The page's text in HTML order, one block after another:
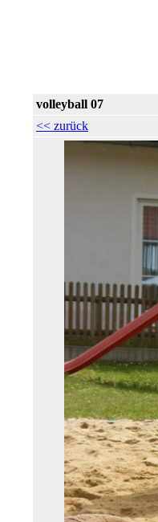
volleyball 07
<< zurück